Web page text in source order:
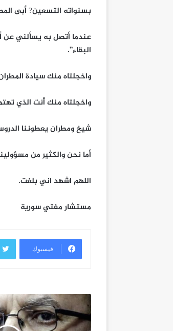
بسنواته التسعين? أبى
عندما أتصل به يسألني عن
البقاء”.
واخجلتاه منك سيادة
واخجلتاه منك أنت الذي
شيخ ومطران يعطوننا
أما نحن والكثير من
اللهم اشهد اني بلغت.
مستشار مفتي سورية
فيسبوك